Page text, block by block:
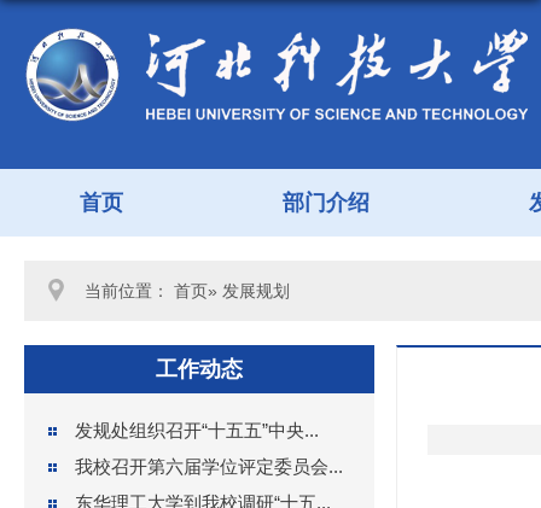
首页 部门介绍
当前位置： 首页» 发展规划
工作动态
发规处组织召开“十五五”中央...
我校召开第六届学位评定委员会...
东华理工大学到我校调研“十五...